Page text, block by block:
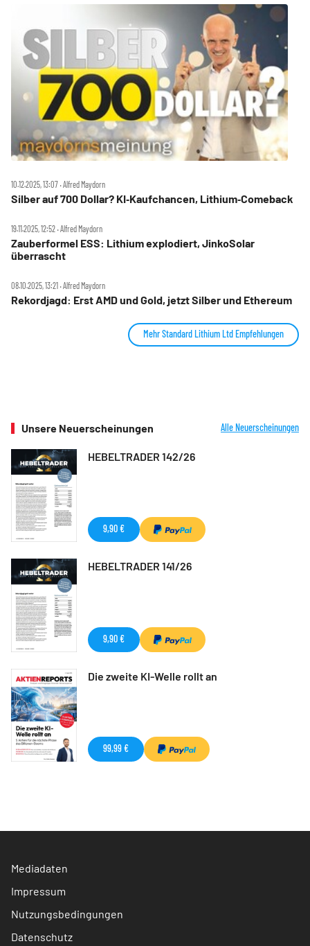
10.12.2025, 13:07 ‧ Alfred Maydorn
Silber auf 700 Dollar? KI‑Kaufchancen, Lithium‑Comeback
19.11.2025, 12:52 ‧ Alfred Maydorn
Zauberformel ESS: Lithium explodiert, JinkoSolar
überrascht
08.10.2025, 13:21 ‧ Alfred Maydorn
Rekordjagd: Erst AMD und Gold, jetzt Silber und Ethereum
Mehr Standard Lithium Ltd Empfehlungen
Unsere Neuerscheinungen Alle Neuerscheinungen
HEBELTRADER 142/26
9,90 €
HEBELTRADER 141/26
9,90 €
Die zweite KI-Welle rollt an
99,99 €
Mediadaten
Impressum
Nutzungsbedingungen
Datenschutz